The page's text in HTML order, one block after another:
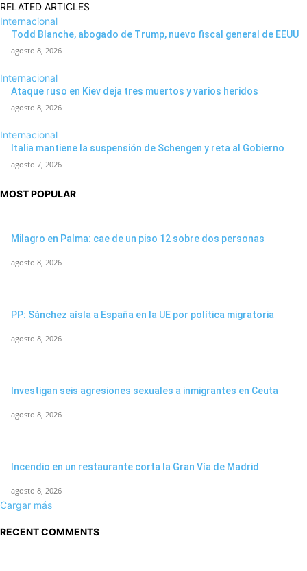
RELATED ARTICLES
Internacional
Todd Blanche, abogado de Trump, nuevo fiscal general de EEUU
agosto 8, 2026
Internacional
Ataque ruso en Kiev deja tres muertos y varios heridos
agosto 8, 2026
Internacional
Italia mantiene la suspensión de Schengen y reta al Gobierno
agosto 7, 2026
MOST POPULAR
Milagro en Palma: cae de un piso 12 sobre dos personas
agosto 8, 2026
PP: Sánchez aísla a España en la UE por política migratoria
agosto 8, 2026
Investigan seis agresiones sexuales a inmigrantes en Ceuta
agosto 8, 2026
Incendio en un restaurante corta la Gran Vía de Madrid
agosto 8, 2026
Cargar más
RECENT COMMENTS